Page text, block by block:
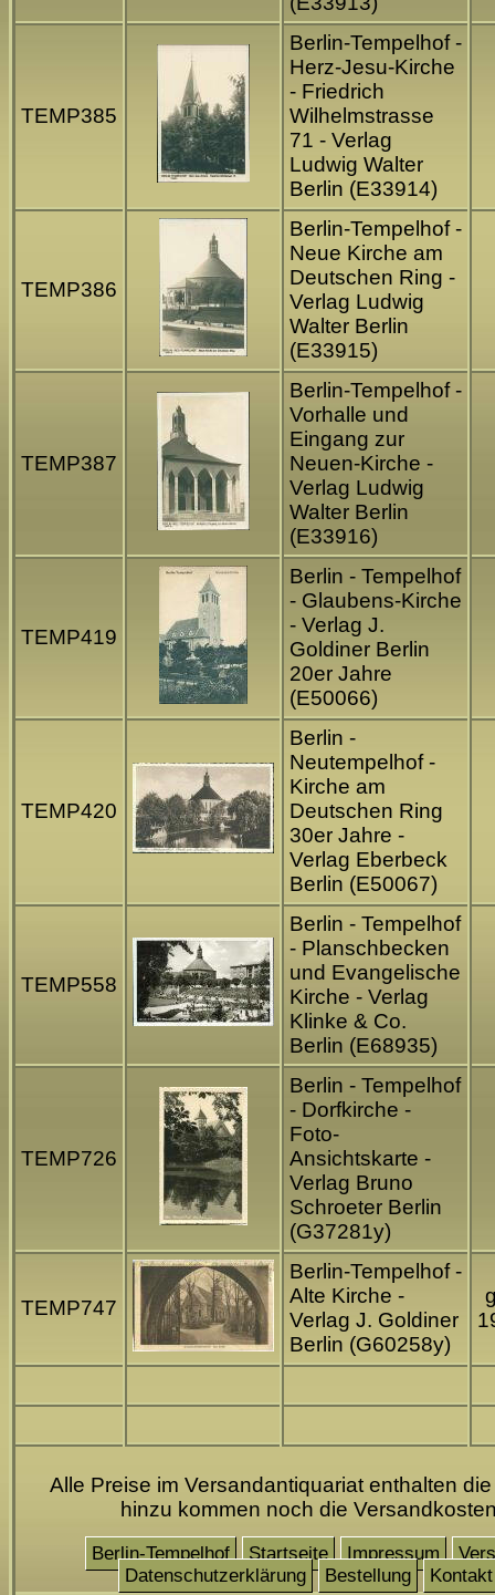
TEMP385
Berlin-Tempelhof -
Herz-Jesu-Kirche
- Friedrich
Wilhelmstrasse
71 - Verlag
Ludwig Walter
Berlin (E33914)
TEMP386
Berlin-Tempelhof -
Neue Kirche am
Deutschen Ring -
Verlag Ludwig
Walter Berlin
(E33915)
TEMP387
Berlin-Tempelhof -
Vorhalle und
Eingang zur
Neuen-Kirche -
Verlag Ludwig
Walter Berlin
(E33916)
TEMP419
Berlin - Tempelhof
- Glaubens-Kirche
- Verlag J.
Goldiner Berlin
20er Jahre
(E50066)
TEMP420
Berlin -
Neutempelhof -
Kirche am
Deutschen Ring
30er Jahre -
Verlag Eberbeck
Berlin (E50067)
TEMP558
Berlin - Tempelhof
- Planschbecken
und Evangelische
Kirche - Verlag
Klinke & Co.
Berlin (E68935)
TEMP726
Berlin - Tempelhof
- Dorfkirche -
Foto-
Ansichtskarte -
Verlag Bruno
Schroeter Berlin
(G37281y)
TEMP747
Berlin-Tempelhof -
Alte Kirche -
Verlag J. Goldiner
Berlin (G60258y)
Alle Preise im Versandantiquariat enthalten
hinzu kommen noch die
Berlin-Tempelhof Startseite Impressum
Datenschutzerklärung
Bestellung Kontakt